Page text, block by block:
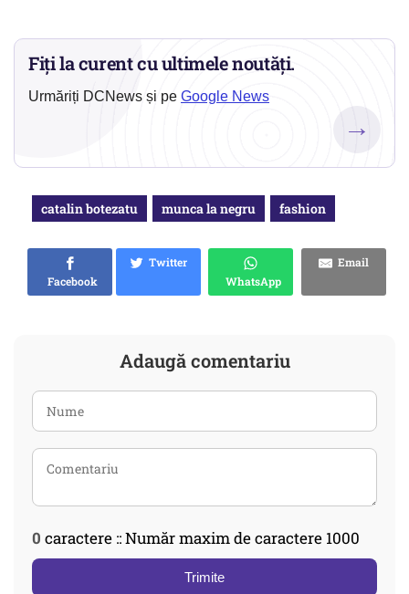
Fiți la curent cu ultimele noutăți.
Urmăriți DCNews și pe Google News
→
catalin botezatu munca la negru fashion
Facebook
Twitter
WhatsApp
Email
Adaugă comentariu
0 caractere :: Număr maxim de caractere 1000
Trimite